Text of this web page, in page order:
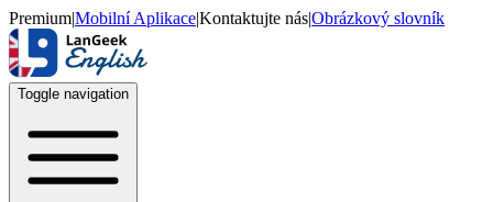
Premium|Mobilní Aplikace|Kontaktujte nás|Obrázkový slovník
Toggle navigation